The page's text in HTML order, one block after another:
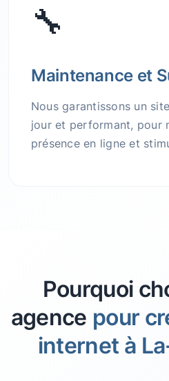
🔧
Maintenance et
Nous garantissons un
jour et performant, pour
présence en ligne et
Pourquoi
agence pour
internet à